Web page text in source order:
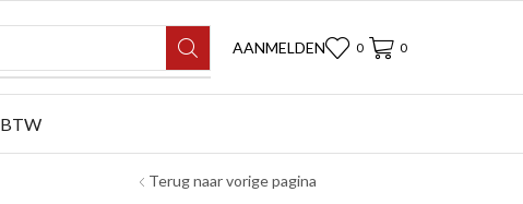
AANMELDEN 0 0
Terug naar vorige pagina